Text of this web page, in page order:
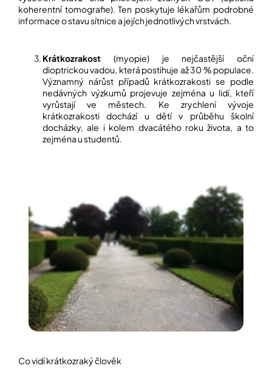
koherentní tomografie). Ten poskytuje lékařům podrobné
informace o stavu sítnice a jejích jednotlivých vrstvách.
Krátkozrakost (myopie) je nejčastější oční
dioptrickou vadou, která postihuje až 30 % populace.
Významný nárůst případů krátkozrakosti se podle
nedávných výzkumů projevuje zejména u lidí, kteří
vyrůstají ve městech. Ke zrychlení vývoje
krátkozrakosti dochází u dětí v průběhu školní
docházky, ale i kolem dvacátého roku života, a to
zejména u studentů.
Co vidí krátkozraký člověk